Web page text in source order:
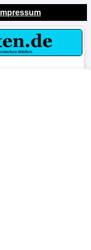
Impressum